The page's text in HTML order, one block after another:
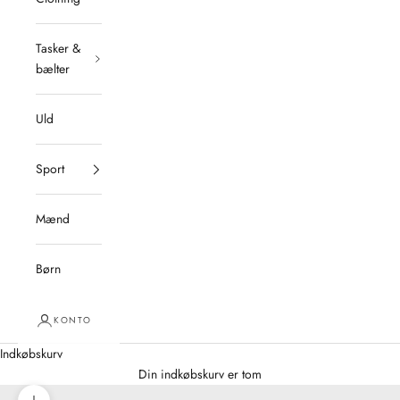
Tasker &
bælter
Uld
Sport
Mænd
Børn
KONTO
Indkøbskurv
Din indkøbskurv er tom